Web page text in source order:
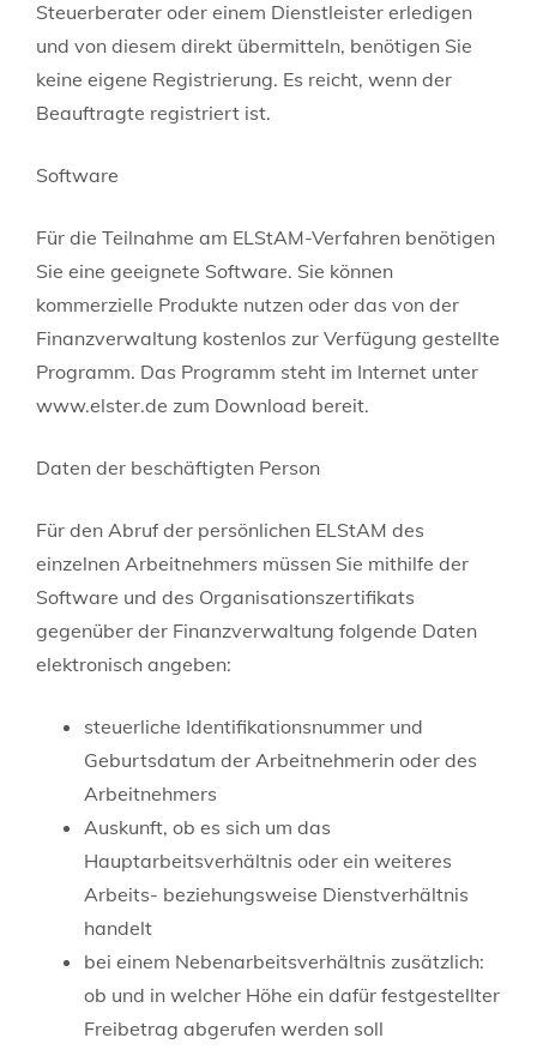
Steuerberater oder einem Dienstleister erledigen
und von diesem direkt übermitteln, benötigen Sie
keine eigene Registrierung. Es reicht, wenn der
Beauftragte registriert ist.
Software
Für die Teilnahme am ELStAM-Verfahren benötigen
Sie eine geeignete Software. Sie können
kommerzielle Produkte nutzen oder das von der
Finanzverwaltung kostenlos zur Verfügung gestellte
Programm. Das Programm steht im Internet unter
www.elster.de zum Download bereit.
Daten der beschäftigten Person
Für den Abruf der persönlichen ELStAM des
einzelnen Arbeitnehmers müssen Sie mithilfe der
Software und des Organisationszertifikats
gegenüber der Finanzverwaltung folgende Daten
elektronisch angeben:
steuerliche Identifikationsnummer und
Geburtsdatum der Arbeitnehmerin oder des
Arbeitnehmers
Auskunft, ob es sich um das
Hauptarbeitsverhältnis oder ein weiteres
Arbeits- beziehungsweise Dienstverhältnis
handelt
bei einem Nebenarbeitsverhältnis zusätzlich:
ob und in welcher Höhe ein dafür festgestellter
Freibetrag abgerufen werden soll